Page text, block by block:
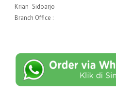
Krian -Sidoarjo
Branch Office :